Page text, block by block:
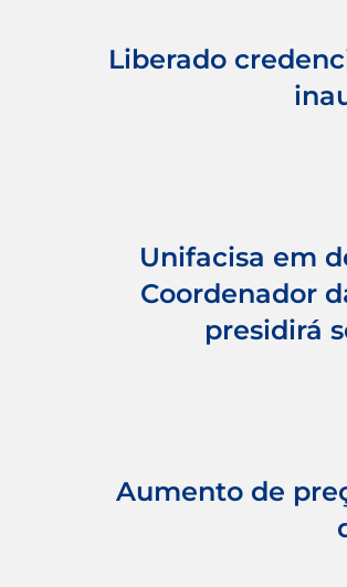
Liberado
Unifacisa em
Coordenador
presidirá
Aumento de